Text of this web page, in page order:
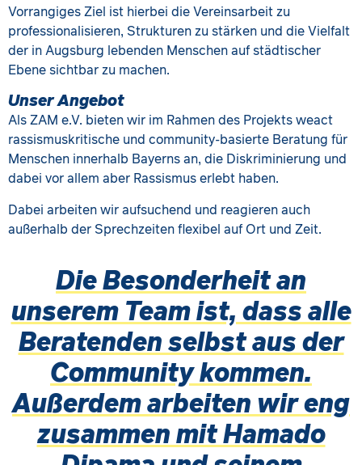
Vorrangiges Ziel ist hierbei die Vereinsarbeit zu
professionalisieren, Strukturen zu stärken und die Vielfalt
der in Augsburg lebenden Menschen auf städtischer
Ebene sichtbar zu machen.
Unser Angebot
Als ZAM e.V. bieten wir im Rahmen des Projekts weact
rassismuskritische und community-basierte Beratung für
Menschen innerhalb Bayerns an, die Diskriminierung und
dabei vor allem aber Rassismus erlebt haben.
Dabei arbeiten wir aufsuchend und reagieren auch
außerhalb der Sprechzeiten flexibel auf Ort und Zeit.
Die Besonderheit an
unserem Team ist, dass alle
Beratenden selbst aus der
Community kommen.
Außerdem arbeiten wir eng
zusammen mit Hamado